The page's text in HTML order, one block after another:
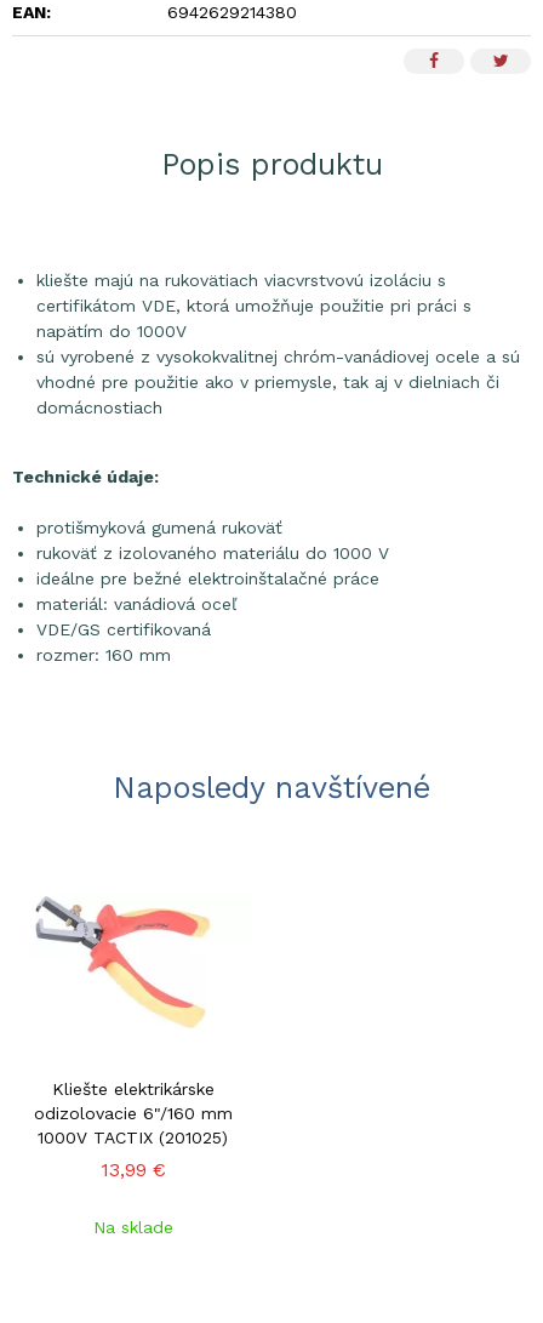
EAN: 6942629214380
Popis produktu
kliešte majú na rukovätiach viacvrstvovú izoláciu s
certifikátom VDE, ktorá umožňuje použitie pri práci s
napätím do 1000V
sú vyrobené z vysokokvalitnej chróm-vanádiovej ocele a sú
vhodné pre použitie ako v priemysle, tak aj v dielniach či
domácnostiach
Technické údaje:
protišmyková gumená rukoväť
rukoväť z izolovaného materiálu do 1000 V
ideálne pre bežné elektroinštalačné práce
materiál: vanádiová oceľ
VDE/GS certifikovaná
rozmer: 160 mm
Naposledy navštívené
Kliešte elektrikárske
odizolovacie 6"/160 mm
1000V TACTIX (201025)
13,99 €
Na sklade